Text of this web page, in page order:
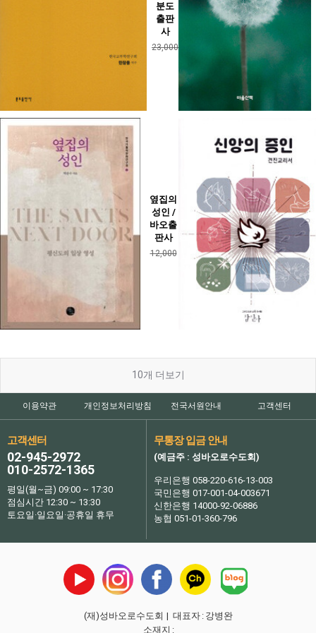
분도
출판
사
23,000
옆집의
성인 /
바오출
판사
12,000
10개 더보기
이용약관 개인정보처리방침 전국서원안내 고객센터
고객센터
02-945-2972
010-2572-1365
평일(월~금) 09:00 ~ 17:30
점심시간 12:30 ~ 13:30
토요일·일요일·공휴일 휴무
무통장 입금 안내
(예금주 : 성바오로수도회)
우리은행 058-220-616-13-003
국민은행 017-001-04-003671
신한은행 14000-92-06886
농협 051-01-360-796
(재)성바오로수도회 | 대표자 : 강병완
소재지 :